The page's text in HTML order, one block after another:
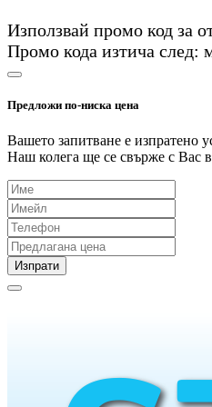
Използвай промо код за
Промо кода изтича след:
Предложи по-ниска цена
Вашето запитване е изпратено
Наш колега ще се свърже с Вас
Изпрати